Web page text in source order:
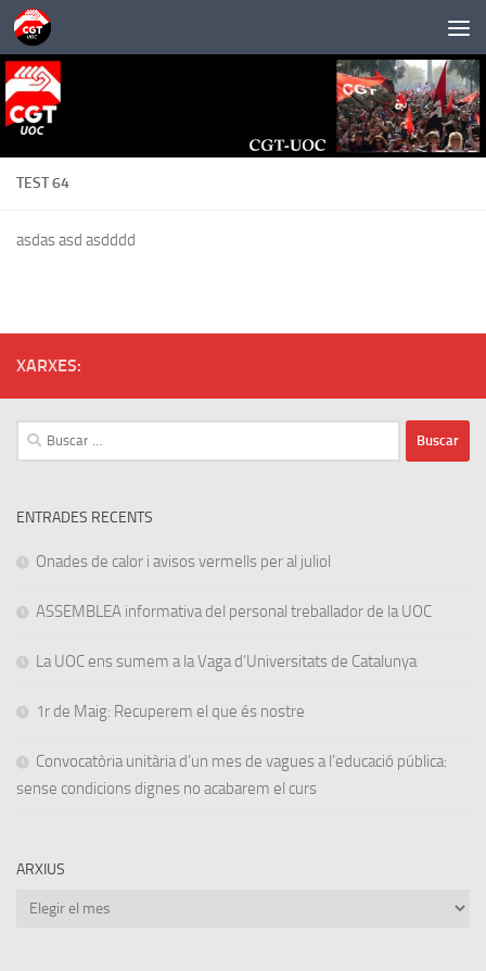
Saltar al contenido
TEST 64
asdas asd asdddd
XARXES:
Buscar:
ENTRADES RECENTS
Onades de calor i avisos vermells per al juliol
ASSEMBLEA informativa del personal treballador de la UOC
La UOC ens sumem a la Vaga d’Universitats de Catalunya
1r de Maig: Recuperem el que és nostre
Convocatòria unitària d’un mes de vagues a l’educació pública:
sense condicions dignes no acabarem el curs
ARXIUS
Arxius